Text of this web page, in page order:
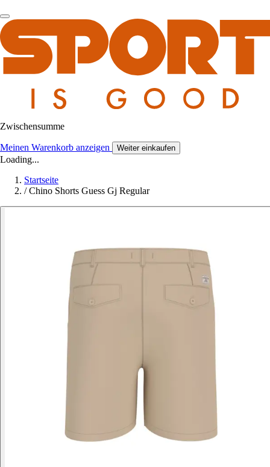
Zwischensumme
Meinen Warenkorb anzeigen Weiter einkaufen
Loading...
Startseite
/ Chino Shorts Guess Gj Regular